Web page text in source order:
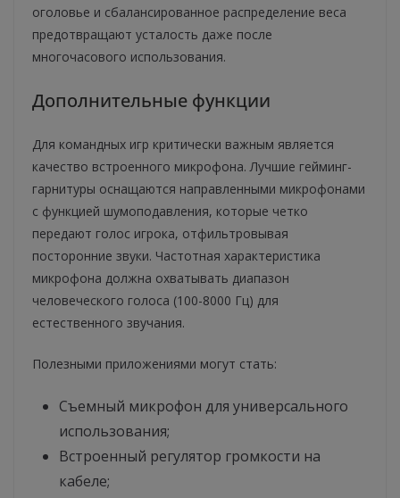
оголовье и сбалансированное распределение веса
предотвращают усталость даже после
многочасового использования.
Дополнительные функции
Для командных игр критически важным является
качество встроенного микрофона. Лучшие гейминг-
гарнитуры оснащаются направленными микрофонами
с функцией шумоподавления, которые четко
передают голос игрока, отфильтровывая
посторонние звуки. Частотная характеристика
микрофона должна охватывать диапазон
человеческого голоса (100-8000 Гц) для
естественного звучания.
Полезными приложениями могут стать:
Съемный микрофон для универсального
использования;
Встроенный регулятор громкости на
кабеле;